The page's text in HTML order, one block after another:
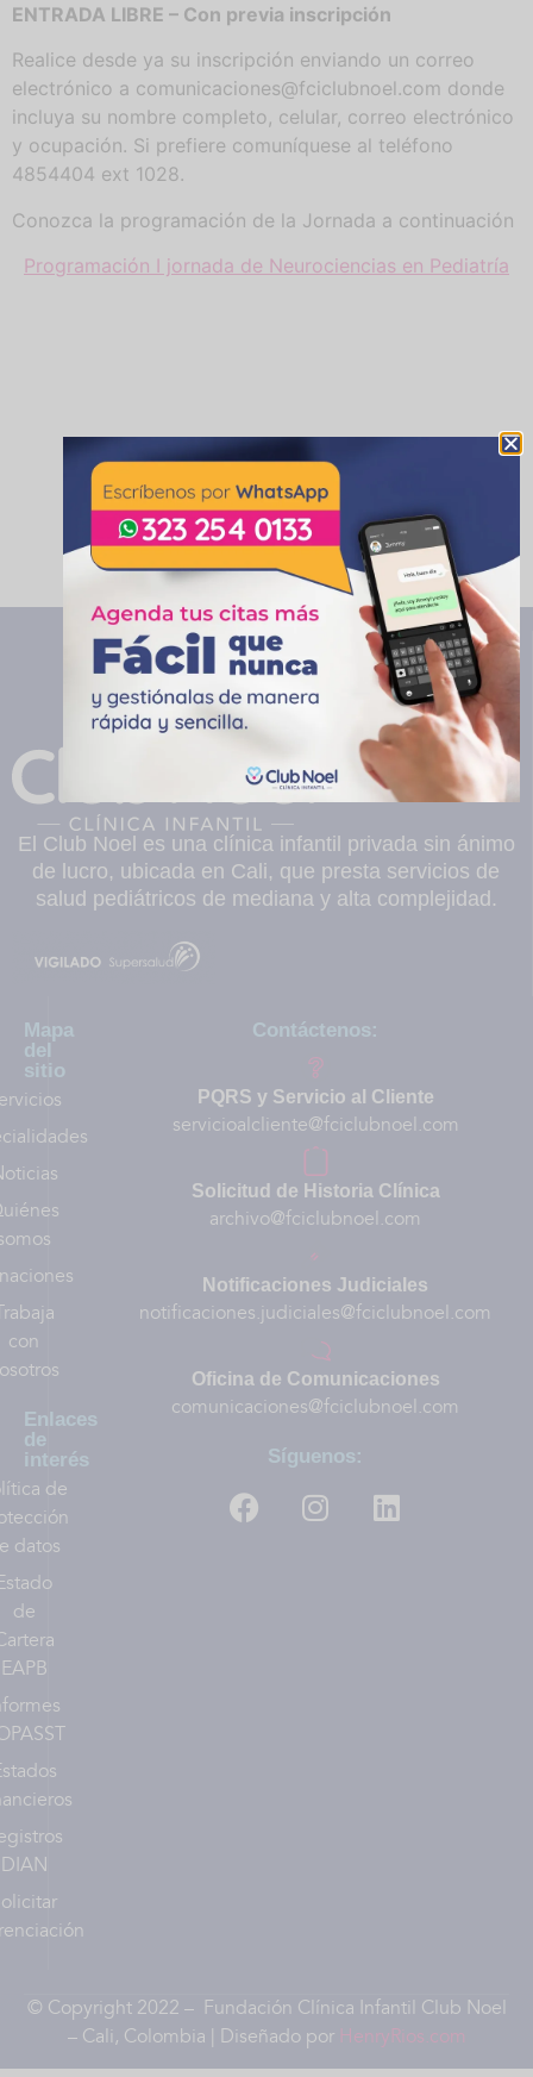
ENTRADA LIBRE – Con previa inscripción
Realice desde ya su inscripción enviando un correo
electrónico a comunicaciones@fciclubnoel.com donde
incluya su nombre completo, celular, correo electrónico
y ocupación. Si prefiere comuníquese al teléfono
4854404 ext 1028.
Conozca la programación de la Jornada a continuación
Programación I jornada de Neurociencias en Pediatría
El Club Noel es una clínica infantil privada sin ánimo
de lucro, ubicada en Cali, que presta servicios de
salud pediátricos de mediana y alta complejidad.
Mapa
del
sitio
con
Enlaces
de
interés
de
datos
de
EAPB
DIAN
Contáctenos:
PQRS y Servicio al Cliente
servicioalcliente@fciclubnoel.com
Solicitud de Historia Clínica
archivo@fciclubnoel.com
Notificaciones Judiciales
notificaciones.judiciales@fciclubnoel.com
Oficina de Comunicaciones
comunicaciones@fciclubnoel.com
Síguenos:
© Copyright 2022 – Fundación Clínica Infantil Club Noel
– Cali, Colombia | Diseñado por HenryRios.com